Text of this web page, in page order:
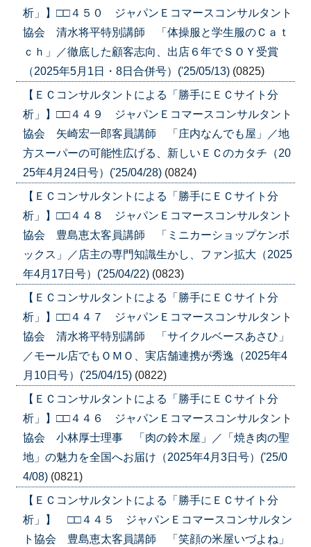
析」】□□４５０ ジャパンＥコマースコンサルタント
協会 清水将平特別講師 「体操服と学生服のＣａｔ
ｃｈ」／徹底した顧客志向、出店６年でＳＯＹ受賞
（2025年5月1日・8日合併号）('25/05/13) (0825)
【ＥＣコンサルタントによる「勝手にＥＣサイト分
析」】□□４４９ ジャパンＥコマースコンサルタント
協会 矢崎宏一郎客員講師 「庄内なんでも屋」／地
方スーパーの可能性広げる、新しいＥＣのカタチ（20
25年4月24日号）('25/04/28) (0824)
【ＥＣコンサルタントによる「勝手にＥＣサイト分
析」】□□４４８ ジャパンＥコマースコンサルタント
協会 豊島恵太客員講師 「ミニカーショップケンボ
ックス」／店主の専門知識生かし、ファン拡大（2025
年4月17日号）('25/04/22) (0823)
【ＥＣコンサルタントによる「勝手にＥＣサイト分
析」】□□４４７ ジャパンＥコマースコンサルタント
協会 清水将平特別講師 「サイクルベースあさひ」
／モール店でもＯＭＯ、実店舗連携が秀逸（2025年4
月10日号）('25/04/15) (0822)
【ＥＣコンサルタントによる「勝手にＥＣサイト分
析」】□□４４６ ジャパンＥコマースコンサルタント
協会 小林厚士理事 「肉の鈴木屋」／「焼き肉の聖
地」の魅力を全国へお届け（2025年4月3日号）('25/0
4/08) (0821)
【ＥＣコンサルタントによる「勝手にＥＣサイト分
析」】 □□４４５ ジャパンＥコマースコンサルタン
ト協会 豊島恵太客員講師 「笑顔の米屋いづよね」